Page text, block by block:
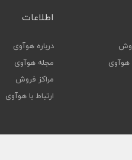
هوآوی
اطلاعات
درباره هوآوی
مجله هوآوی
مراکز فروش
ارتباط با هوآوی